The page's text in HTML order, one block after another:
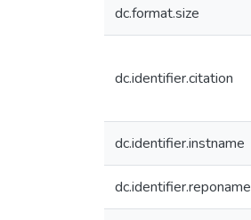
dc.format.size
dc.identifier.citation
dc.identifier.instname
dc.identifier.reponame